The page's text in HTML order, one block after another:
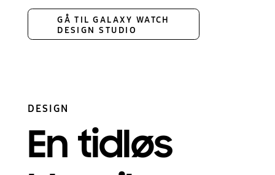
GÅ TIL GALAXY WATCH
DESIGN STUDIO
DESIGN
En tidløs